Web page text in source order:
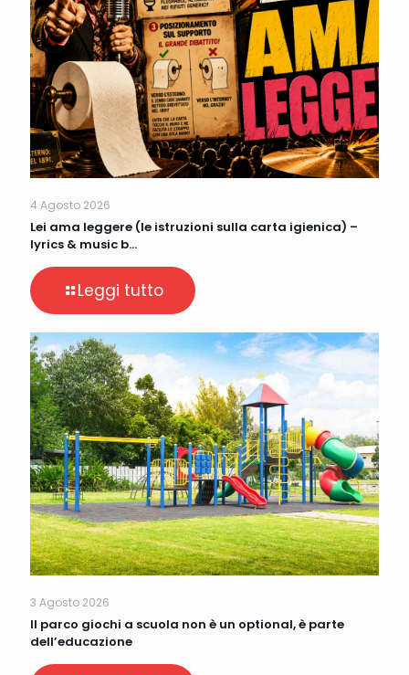
4 Agosto 2026
Lei ama leggere (le istruzioni sulla carta igienica) –
lyrics & music b…
Leggi tutto
3 Agosto 2026
Il parco giochi a scuola non è un optional, è parte
dell’educazione